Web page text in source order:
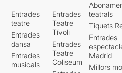
Entrades
teatre
Entrades
dansa
Entrades
musicals
Entrades
Teatre
Tívoli
Entrades
Teatre
Coliseum
teatrals
Tiquets
Entrades
Madrid
Millors